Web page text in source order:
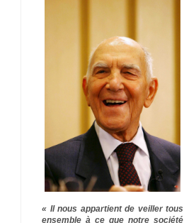
« Il nous appartient de veiller tous
ensemble à ce que notre société